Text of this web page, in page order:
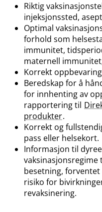
Riktig
injeksjonssted,
Optimal
forhold som
immunitet,
maternell
Korrekt
Beredskap for å
for innhenting av
rapportering til
produkter.
Korrekt og
pass eller helsekort.
Informasjon til
besetning,
risiko for
revaksinering.